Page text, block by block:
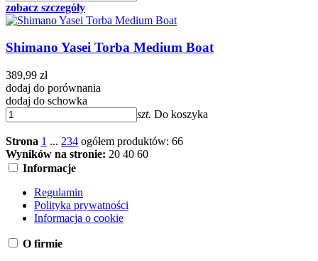
zobacz szczegóły
Shimano Yasei Torba Medium Boat
389,99 zł
dodaj do porównania
dodaj do schowka
szt. Do koszyka
Strona 1 ... 234 ogółem produktów: 66
Wyników na stronie: 20 40 60
Informacje
Regulamin
Polityka prywatności
Informacja o cookie
O firmie